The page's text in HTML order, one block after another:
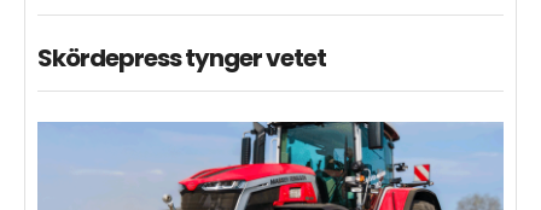
Skördepress tynger vetet